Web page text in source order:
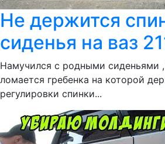
Не держится
сиденья на ваз
Намучился с родными сиденьями
ломается гребенка на которой
регулировки спинки...